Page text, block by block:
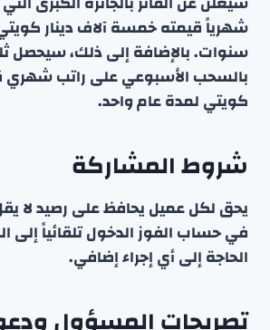
شهرياً قيمته خمسة آلاف دينار
سنوات. بالإضافة إلى ذلك، سيحصل
بالسحب الأسبوعي على راتب شهري
كويتي لمدة عام واحد.
شروط المشاركة
يحق لكل عميل يحافظ على رصيد لا
في حساب الفوز الدخول تلقائياً إلى
الحاجة إلى أي إجراء إضافي.